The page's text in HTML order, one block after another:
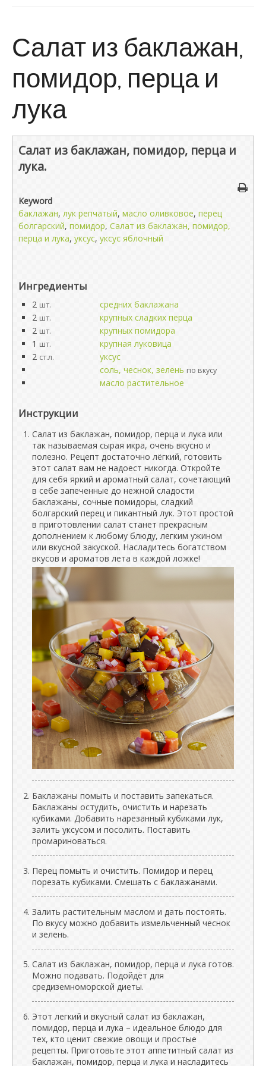
Салат из баклажан,
помидор, перца и
лука
Салат из баклажан, помидор, перца и
лука.
Keyword
баклажан, лук репчатый, масло оливковое, перец
болгарский, помидор, Салат из баклажан, помидор,
перца и лука, уксус, уксус яблочный
Ингредиенты
2 шт.
средних баклажана
2 шт.
крупных сладких перца
2 шт.
крупных помидора
1 шт.
крупная луковица
2 ст.л.
уксус
соль, чеснок, зелень по вкусу
масло растительное
Инструкции
Салат из баклажан, помидор, перца и лука или
так называемая сырая икра, очень вкусно и
полезно. Рецепт достаточно лёгкий, готовить
этот салат вам не надоест никогда. Откройте
для себя яркий и ароматный салат, сочетающий
в себе запеченные до нежной сладости
баклажаны, сочные помидоры, сладкий
болгарский перец и пикантный лук. Этот простой
в приготовлении салат станет прекрасным
дополнением к любому блюду, легким ужином
или вкусной закуской. Насладитесь богатством
вкусов и ароматов лета в каждой ложке!
Баклажаны помыть и поставить запекаться.
Баклажаны остудить, очистить и нарезать
кубиками. Добавить нарезанный кубиками лук,
залить уксусом и посолить. Поставить
промариноваться.
Перец помыть и очистить. Помидор и перец
порезать кубиками. Смешать с баклажанами.
Залить растительным маслом и дать постоять.
По вкусу можно добавить измельченный чеснок
и зелень.
Салат из баклажан, помидор, перца и лука готов.
Можно подавать. Подойдёт для
средиземноморской диеты.
Этот легкий и вкусный салат из баклажан,
помидор, перца и лука – идеальное блюдо для
тех, кто ценит свежие овощи и простые
рецепты. Приготовьте этот аппетитный салат из
баклажан, помидор, перца и лука и насладитесь